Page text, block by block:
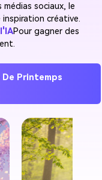
sociaux, le
inspiration créative.
Pour gagner des
De Printemps